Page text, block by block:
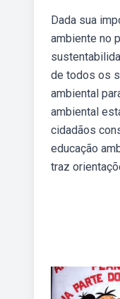
Dada sua
ambiente no
de todos os
ambiental
ambiental
cidadãos
educação
traz